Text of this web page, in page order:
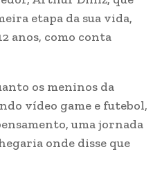
etapa da sua vida,
anos, como conta
os meninos da
vídeo game e futebol,
uma jornada
onde disse que